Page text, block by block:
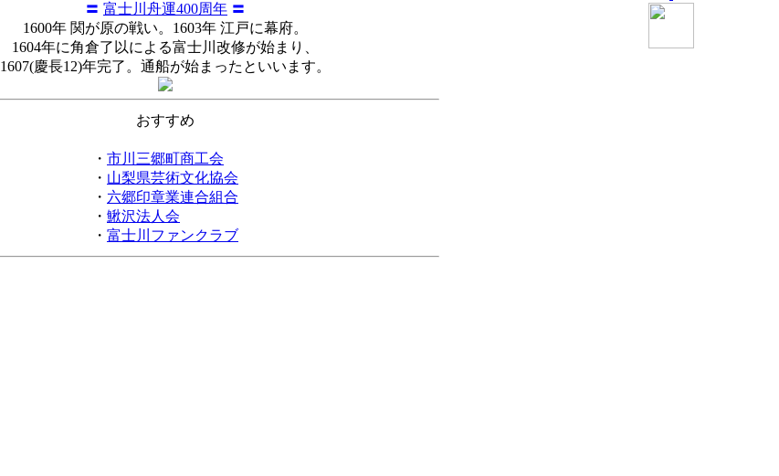
〓 富士川舟運400周年 〓
1600年 関が原の戦い。1603年 江戸に幕府。
1604年に角倉了以による富士川改修が始まり、
1607(慶長12)年完了。通船が始まったといいます。
おすすめ
・ 市川三郷町商工会
・ 山梨県芸術文化協会
・ 六郷印章業連合組合
・ 鰍沢法人会
・ 富士川ファンクラブ